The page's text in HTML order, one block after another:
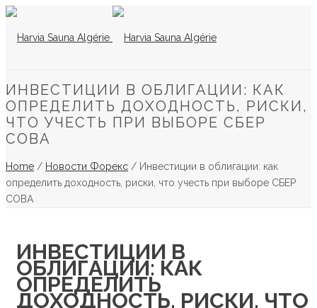
ИНВЕСТИЦИИ В ОБЛИГАЦИИ: КАК
ОПРЕДЕЛИТЬ ДОХОДНОСТЬ, РИСКИ,
ЧТО УЧЕСТЬ ПРИ ВЫБОРЕ СБЕР
СОВА
Home / Новости Форекс / Инвестиции в облигации: как
определить доходность, риски, что учесть при выборе СБЕР
СОВА
ИНВЕСТИЦИИ В
ОБЛИГАЦИИ: КАК
ОПРЕДЕЛИТЬ
ДОХОДНОСТЬ, РИСКИ, ЧТО